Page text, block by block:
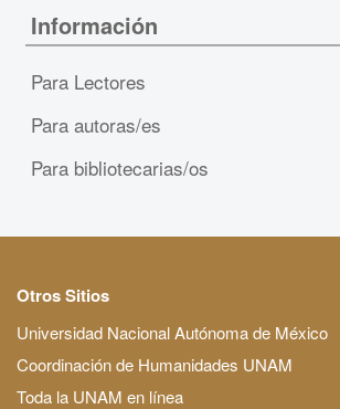
Información
Para Lectores
Para autoras/es
Para bibliotecarias/os
Otros Sitios
Universidad Nacional Autónoma de México
Coordinación de Humanidades UNAM
Toda la UNAM en línea